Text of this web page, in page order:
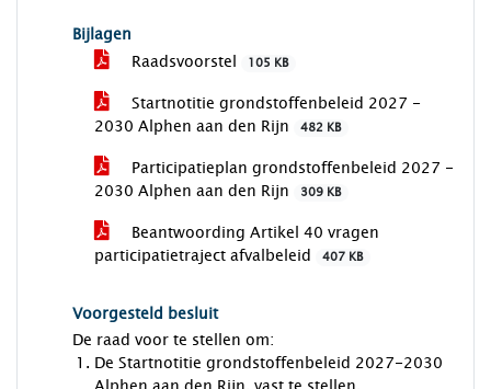
Bijlagen
Raadsvoorstel
105 KB
Startnotitie grondstoffenbeleid 2027 -
2030 Alphen aan den Rijn
482 KB
Participatieplan grondstoffenbeleid 2027 -
2030 Alphen aan den Rijn
309 KB
Beantwoording Artikel 40 vragen
participatietraject afvalbeleid
407 KB
Voorgesteld besluit
De raad voor te stellen om:
De Startnotitie grondstoffenbeleid 2027-2030